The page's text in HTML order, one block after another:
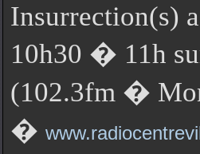
Insurrection(s)
10h30 � 11h
(102.3fm �
�